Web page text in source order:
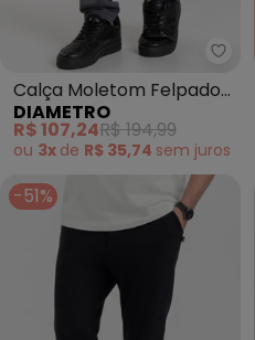
Calça Moletom Felpado
(Cinza)
DIAMETRO
R$ 107,24R$ 194,99
ou 3x de R$ 35,74 sem juros
-51%